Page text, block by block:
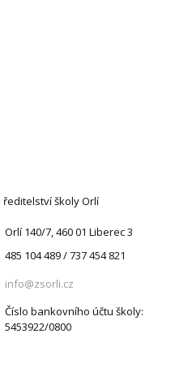
ředitelství školy Orlí
Orlí 140/7, 460 01 Liberec 3
485 104 489 / 737 454 821
info@zsorli.cz
Číslo bankovního účtu školy:
5453922/0800